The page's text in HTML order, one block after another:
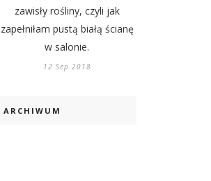
zawisły rośliny, czyli jak
zapełniłam pustą białą ścianę
w salonie.
12 Sep 2018
ARCHIWUM